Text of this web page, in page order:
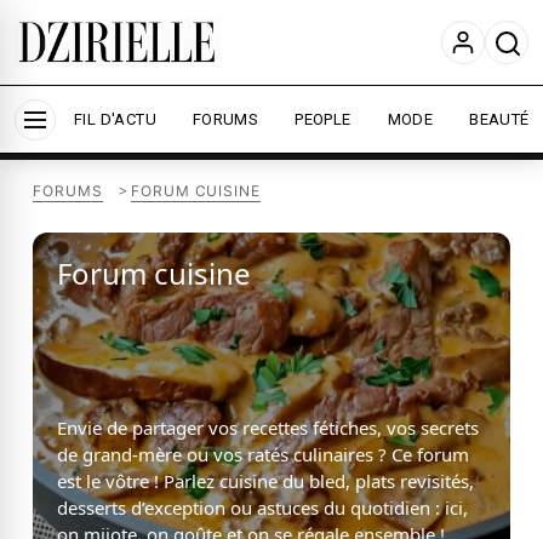
Nous utilisons des cookies pour améliorer votre
expérience et mesurer l'audience.
En savoir plus
Accepter tout
Personnaliser
FIL D'ACTU FORUMS PEOPLE MODE BEAUTÉ
FORUMS > FORUM CUISINE
Forum cuisine
Envie de partager vos recettes fétiches, vos secrets
de grand-mère ou vos ratés culinaires ? Ce forum
est le vôtre ! Parlez cuisine du bled, plats revisités,
desserts d’exception ou astuces du quotidien : ici,
on mijote, on goûte et on se régale ensemble !